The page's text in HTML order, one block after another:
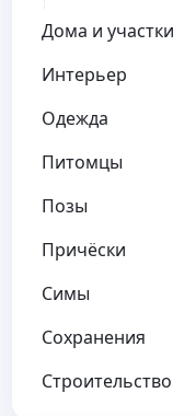
Дома и участки
Интерьер
Одежда
Питомцы
Позы
Причёски
Симы
Сохранения
Строительство